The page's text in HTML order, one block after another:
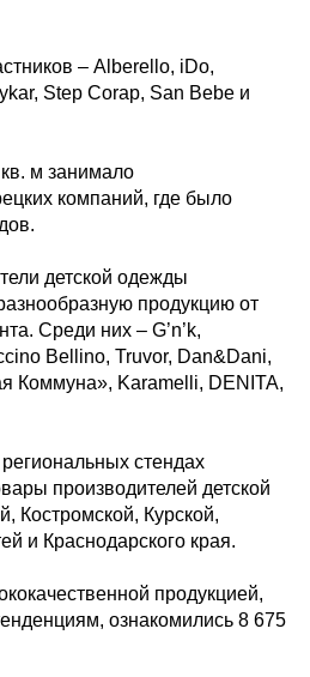
– Alberello, iDo,
Step Corap, San Bebe и
м занимало
компаний, где было
детской одежды
продукцию от
Среди них – G’n’k,
Bellino, Truvor, Dan&Dani,
Коммуна», Karamelli, DENITA,
стендах
производителей детской
Костромской, Курской,
и Краснодарского края.
продукцией,
ознакомились 8 675